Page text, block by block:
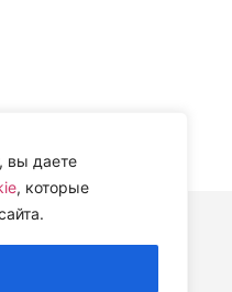
вы даете
, которые